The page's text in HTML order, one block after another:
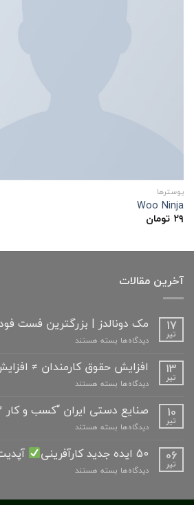
پوسترها
Woo Ninja
۲۹ تومان
آخرین مقالات
17
تیر
مک دونالدز | بزرگترین فست
دیدگاه‌ها برای
دونالدز
|
بزرگترین
فود
فرانچایز
زنجیره‌ای
جهان
بسته هستند
13
تیر
افزایش حقوق کارمندان ≠ افزایش کارآیی” 10 راز
دیدگاه‌ها برای
حقوق
کارمندان
≠
کارآیی”
راز
برای
بسته هستند
10
تیر
صنایع دستی ایران “کسب و کار 2 میلیارد دلاری”
دیدگاه‌ها برای
دستی
ایران
“کسب
کار
بسته هستند
06
تیر
50 ایده جدید کارآفرینی آپدیت
دیدگاه‌ها برای
بسته هستند